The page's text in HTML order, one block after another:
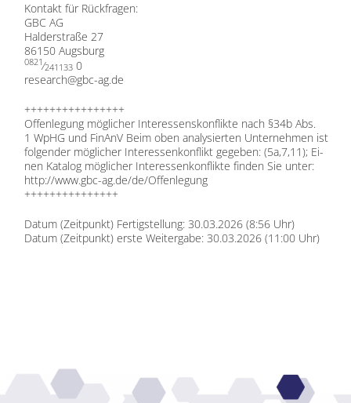
Kon­takt für Rück­fra­gen:
GBC AG
Hal­der­stra­ße 27
86150 Augs­burg
0821⁄241133 0
research@​gbc-​ag.​de
++++++++++++++++
Of­fen­le­gung mög­li­cher In­ter­es­sens­kon­flik­te nach §34b Abs.
1 WpHG und Fi­nAnV Beim oben ana­ly­sier­ten Un­ter­neh­men ist
fol­gen­der mög­li­cher In­ter­es­sen­kon­flikt ge­ge­ben: (5a,7,11); Ei­
nen Ka­ta­log mög­li­cher In­ter­es­sen­kon­flik­te fin­den Sie un­ter:
http://​www​.gbc​-ag​.de/​d​e​/​O​f​f​e​n​l​e​g​ung
+++++++++++++++
Da­tum (Zeit­punkt) Fer­tig­stel­lung: 30.03.2026 (8:56 Uhr)
Da­tum (Zeit­punkt) ers­te Wei­ter­ga­be: 30.03.2026 (11:00 Uhr)